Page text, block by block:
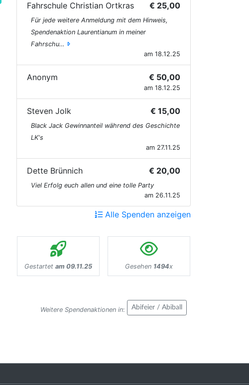
Fahrschule Christian Ortkras € 25,00
Für jede weitere Anmeldung mit dem Hinweis,
Spendenaktion Laurentianum in meiner
Fahrschu…
am 18.12.25
Anonym € 50,00
am 18.12.25
Steven Jolk € 15,00
Black Jack Gewinnanteil während des Geschichte
LK‘s
am 27.11.25
Dette Brünnich € 20,00
Viel Erfolg euch allen und eine tolle Party
am 26.11.25
Alle Spenden anzeigen
Gestartet am 09.11.25 Gesehen 1494x
Weitere Spendenaktionen in: Abifeier / Abiball